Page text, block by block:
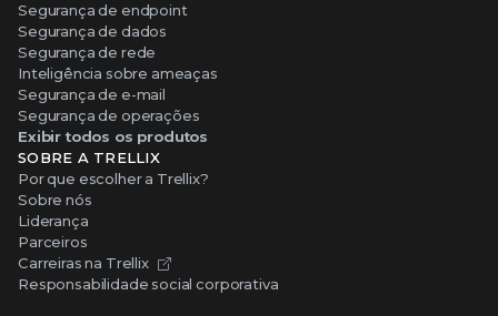
Segurança de endpoint
Segurança de dados
Segurança de rede
Inteligência sobre ameaças
Segurança de e-mail
Segurança de operações
Exibir todos os produtos
SOBRE A TRELLIX
Por que escolher a Trellix?
Sobre nós
Liderança
Parceiros
Carreiras na Trellix
Responsabilidade social corporativa